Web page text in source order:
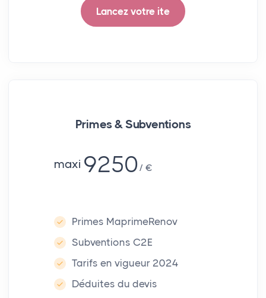
Lancez votre ite
Primes & Subventions
maxi 9250 €
Primes MaprimeRenov
Subventions C2E
Tarifs en vigueur 2024
Déduites du devis